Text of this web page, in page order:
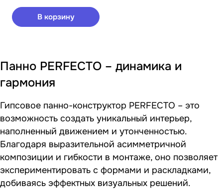
В корзину
Панно PERFECTO – динамика и
гармония
Гипсовое панно-конструктор PERFECTO – это
возможность создать уникальный интерьер,
наполненный движением и утонченностью.
Благодаря выразительной асимметричной
композиции и гибкости в монтаже, оно позволяет
экспериментировать с формами и раскладками,
добиваясь эффектных визуальных решений.